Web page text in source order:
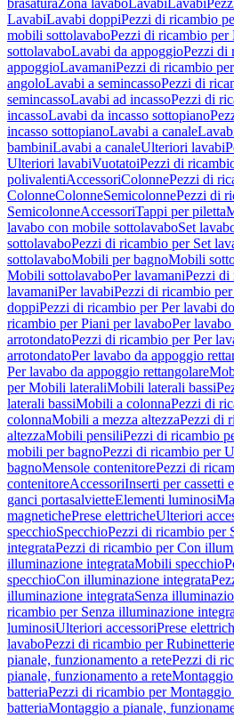
brasaturaZona lavaboLavabiLavabi
LavabiLavabi doppiPezzi di ricambio
mobili sottolavaboPezzi di ricambio
sottolavaboLavabi da appoggioPezzi di
appoggioLavamaniPezzi di ricambio
angoloLavabi a semincassoPezzi di
semincassoLavabi ad incassoPezzi di
incassoLavabi da incasso sottopiano
incasso sottopianoLavabi a canale
bambiniLavabi a canaleUlteriori lavabi
Ulteriori lavabiVuotatoiPezzi di
polivalentiAccessoriColonnePezzi di
ColonneColonneSemicolonnePezzi di
SemicolonneAccessoriTappi per piletta
lavabo con mobile sottolavaboSet
sottolavaboPezzi di ricambio per Set
sottolavaboMobili per bagnoMobili
Mobili sottolavaboPer lavamaniPezzi di
lavamaniPer lavabiPezzi di ricambio
doppiPezzi di ricambio per Per lavabi
ricambio per Piani per lavaboPer
arrotondatoPezzi di ricambio per Per
arrotondatoPer lavabo da appoggio
Per lavabo da appoggio rettangolare
per Mobili lateraliMobili laterali bassi
laterali bassiMobili a colonnaPezzi di
colonnaMobili a mezza altezzaPezzi di
altezzaMobili pensiliPezzi di ricambio
mobili per bagnoPezzi di ricambio per
bagnoMensole contenitorePezzi di
contenitoreAccessoriInserti per cassetti
ganci portasalvietteElementi luminosi
magnetichePrese elettricheUlteriori
specchioSpecchioPezzi di ricambio per
integrataPezzi di ricambio per Con
illuminazione integrataMobili specchio
specchioCon illuminazione integrata
illuminazione integrataSenza
ricambio per Senza illuminazione
luminosiUlteriori accessoriPrese
lavaboPezzi di ricambio per
pianale, funzionamento a retePezzi di
pianale, funzionamento a rete
batteriaPezzi di ricambio per
batteriaMontaggio a pianale,